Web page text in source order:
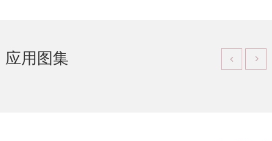
应用图集